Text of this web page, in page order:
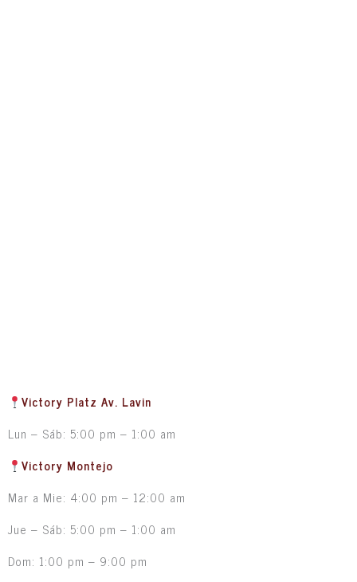
Victory Platz Av. Lavin
Lun – Sáb: 5:00 pm – 1:00 am
Victory Montejo
Mar a Mie: 4:00 pm – 12:00 am
Jue – Sáb: 5:00 pm – 1:00 am
Dom: 1:00 pm – 9:00 pm